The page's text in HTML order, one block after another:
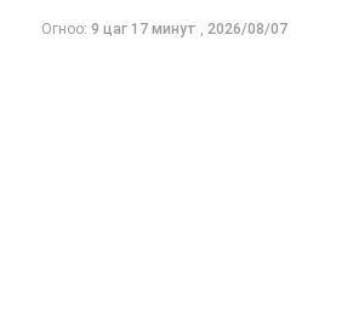
Огноо: 9 цаг 17 минут , 2026/08/07